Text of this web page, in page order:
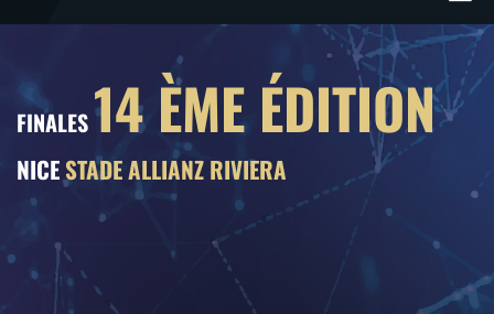
FINALES 14 ÈME ÉDITION
NICESTADE ALLIANZ RIVIERA